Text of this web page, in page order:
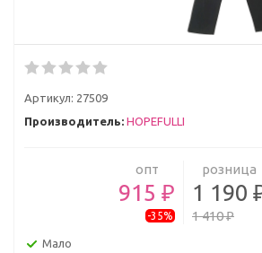
Артикул: 27509
Производитель: HOPEFULLI
опт
915 ₽
-35%
розница
1 190
1 410 ₽
Мало